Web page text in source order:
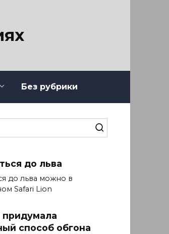
Без рубрики
до льва
до льва можно в
Safari Lion
придумала
способ обгона